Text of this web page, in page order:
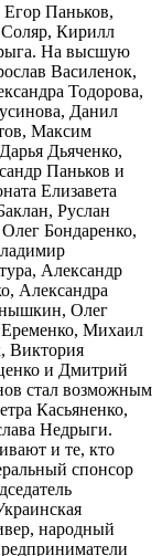
Паньков,
Кирилл
На высшую
Василенок,
Тодорова,
Данил
Максим
Дьяченко,
Паньков и
Елизавета
Руслан
Бондаренко,
Александр
Александра
Олег
Михаил
Виктория
и Дмитрий
стал возможным
Касьяненко,
Недрыги.
и те, кто
спонсор
народный